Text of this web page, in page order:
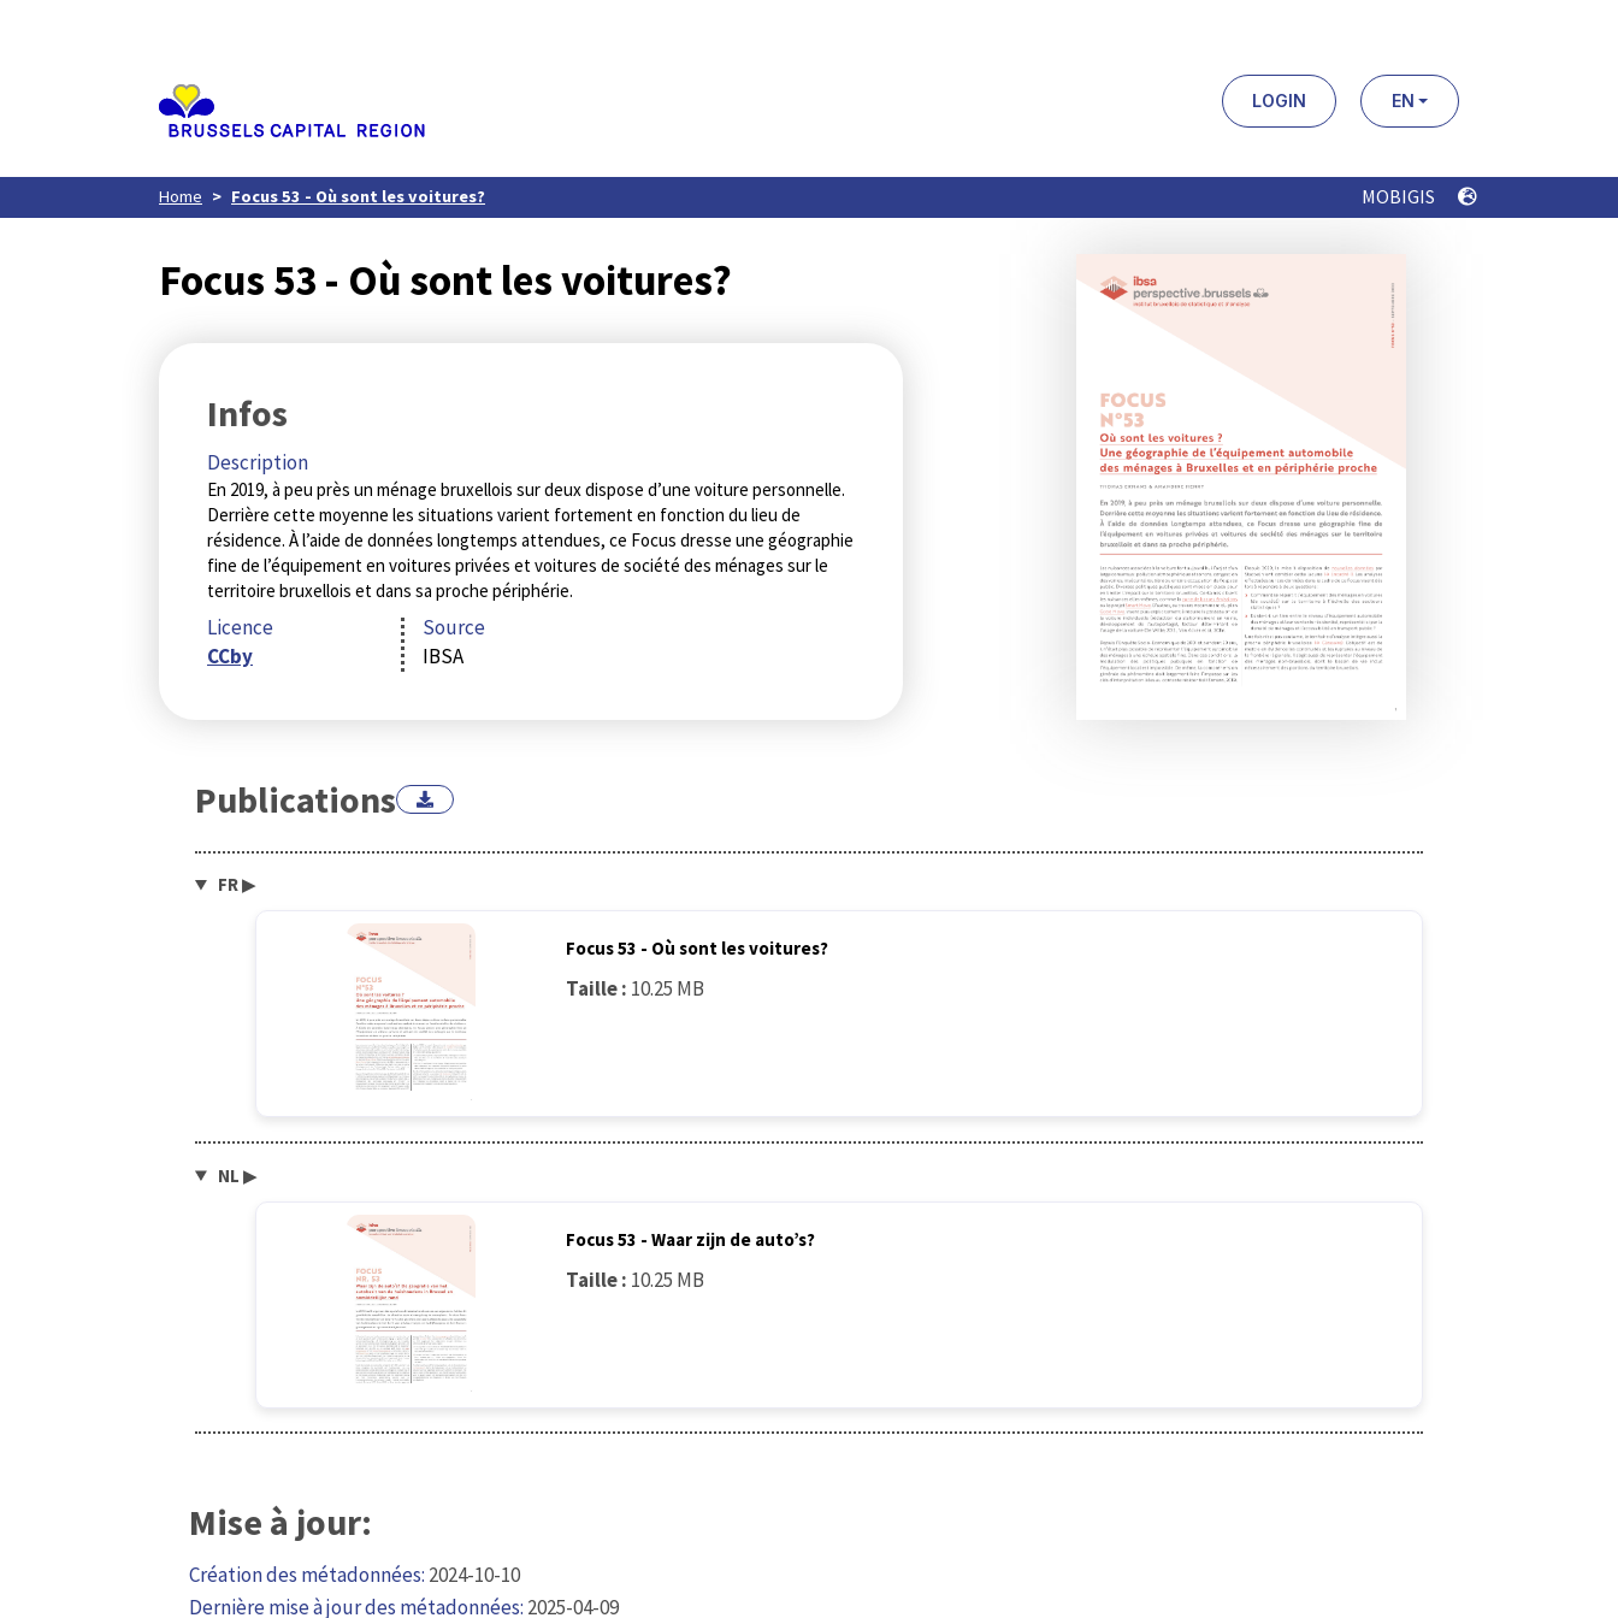
LOGIN EN
Home Focus 53 - Où sont les voitures? MOBIGIS
Focus 53 - Où sont les voitures?
Infos
Description
En 2019, à peu près un ménage bruxellois sur deux dispose d’une voiture personnelle.
Derrière cette moyenne les situations varient fortement en fonction du lieu de
résidence. À l’aide de données longtemps attendues, ce Focus dresse une géographie
fine de l’équipement en voitures privées et voitures de société des ménages sur le
territoire bruxellois et dans sa proche périphérie.
Licence
CCby
Source
IBSA
Publications
FR▶
Focus 53 - Où sont les voitures?
Taille : 10.25 MB
NL ▶
Focus 53 - Waar zijn de auto’s?
Taille : 10.25 MB
Mise à jour:
Création des métadonnées: 2024-10-10
Dernière mise à jour des métadonnées: 2025-04-09